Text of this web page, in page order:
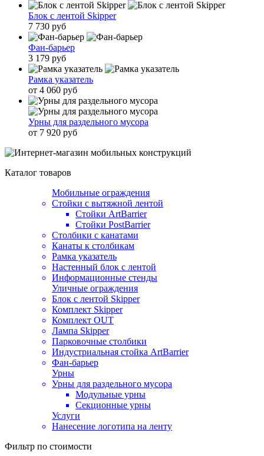
Блок с лентой Skipper
7 730 руб
Фан-барьер
3 179 руб
Рамка указатель
от 4 060 руб
Урны для раздельного мусора
от 7 920 руб
Каталог товаров
Мобильные ограждения
Стойки с вытяжной лентой
Стойки ArtBarrier
Стойки PostBarrier
Столбики с канатами
Канаты к столбикам
Рамка указатель
Настенный блок с лентой
Информационные стенды
Уличные ограждения
Блок с лентой Skipper
Комплект Skipper
Комплект OUT
Лампа Skipper
Парковочные столбики
Индустриальная стойка ArtBarrier
Фан-барьер
Урны
Урны для раздельного мусора
Модульные урны
Секционные урны
Услуги
Нанесение логотипа на ленту
Фильтр по стоимости